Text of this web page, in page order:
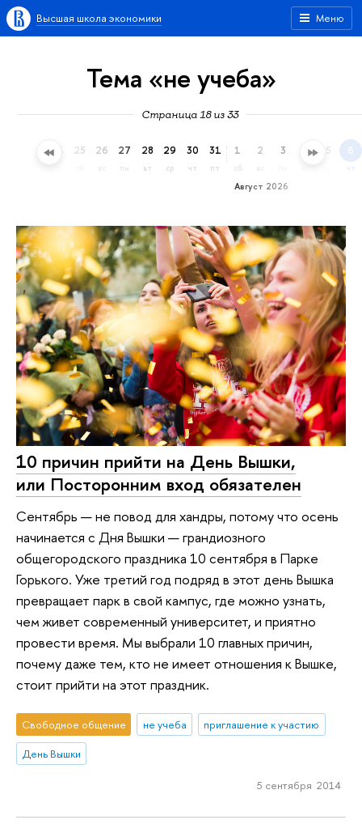
Меню
Высшая школа экономики
Тема «не учеба»
Страница 18 из 33
24 25 26 27
пн
28
вт
29
ср
30
чт
31
пт
Август 2026
1
сб
2 3 4 5 6
чт
10 причин прийти на День Вышки,
или Посторонним вход обязателен
Сентябрь ­— не повод для хандры, потому что осень
начинается с Дня Вышки — грандиозного
общегородского праздника 10 сентября в Парке
Горького. Уже третий год подряд в этот день Вышка
превращает парк в свой кампус, где можно узнать,
чем живет современный университет, и приятно
провести время. Мы выбрали 10 главных причин,
почему даже тем, кто не имеет отношения к Вышке,
стоит прийти на этот праздник.
Свободное общение не учеба
приглашение к участию
День Вышки
5 сентября 2014